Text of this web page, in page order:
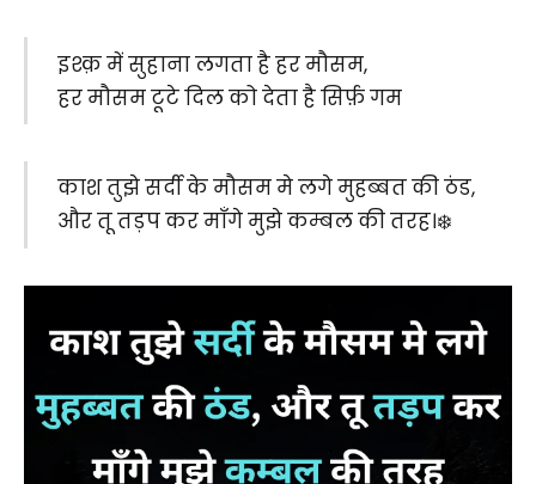
इश्क़ में सुहाना लगता है हर मौसम,
हर मौसम टूटे दिल को देता है सिर्फ़ गम
काश तुझे सर्दी के मौसम मे लगे मुहब्बत की ठंड,
और तू तड़प कर माँगे मुझे कम्बल की तरह।❄️